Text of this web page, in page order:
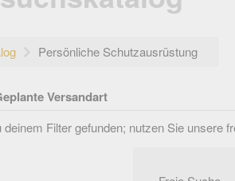
Persönliche Schutzausrüstung
Versandart
Filter gefunden; nutzen Sie unsere